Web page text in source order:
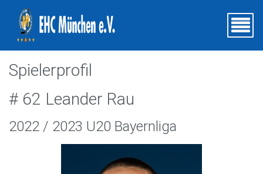
Spielerprofil
# 62 Leander Rau
2022 / 2023 U20 Bayernliga